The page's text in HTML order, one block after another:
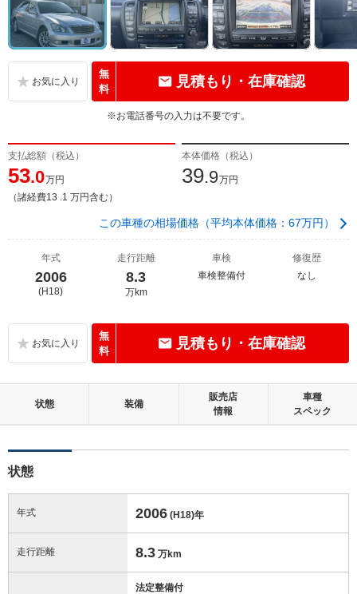
無
料
見積もり・在庫確認
※お電話番号の入力は不要です。
支払総額（税込）
53.0万円
（諸経費13 .1 万円含む）
本体価格（税込）
39.9万円
この車種の相場価格（平均本体価格：67万円）
年式
2006
(H18)
走行距離
8.3
万km
車検
車検整備付
修復歴
なし
無
料
見積もり・在庫確認
状態 装備
販売店
情報
車種
スペック
状態
年式 2006 (H18)年
走行距離 8.3 万km
法定整備付